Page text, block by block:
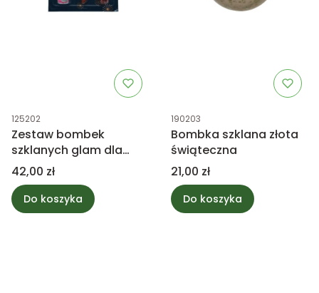
Kod produktu
125202
Zestaw bombek
szklanych glam dla
kosmetyczki
Cena
42,00 zł
Do koszyka
Kod produktu
190203
Bombka szklana złota
świąteczna
Cena
21,00 zł
Do koszyka